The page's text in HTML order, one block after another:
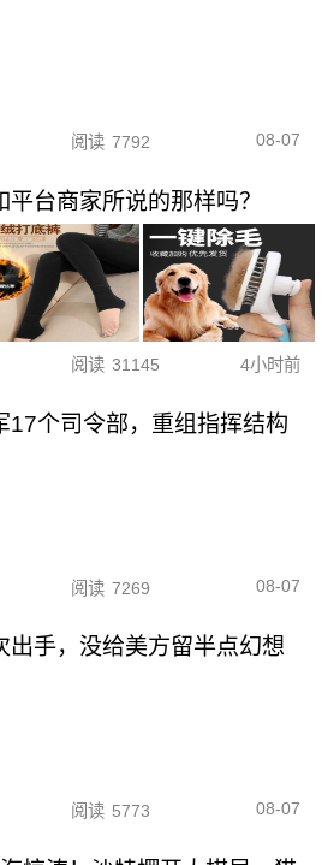
阅读 7792 08-07
台商家所说的那样吗？
阅读 31145 4小时前
17个司令部，重组指挥结构
阅读 7269 08-07
出手，没给美方留半点幻想
阅读 5773 08-07